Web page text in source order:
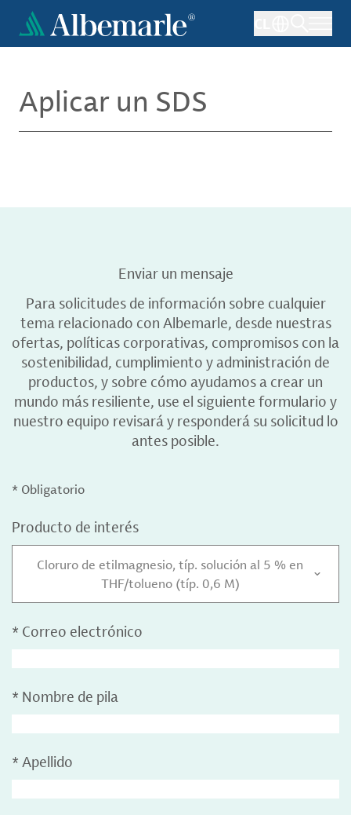
Pasar
contenido
Aplicar un SDS
Enviar un mensaje
Para solicitudes de información sobre cualquier
tema relacionado con Albemarle, desde nuestras
ofertas, políticas corporativas, compromisos con la
sostenibilidad, cumplimiento y administración de
productos, y sobre cómo ayudamos a crear un
mundo más resiliente, use el siguiente formulario y
nuestro equipo revisará y responderá su solicitud lo
antes posible.
* Obligatorio
Producto de interés
Cloruro de etilmagnesio, típ. solución al 5 % en
THF/tolueno (típ. 0,6 M)
* Correo electrónico
* Nombre de pila
* Apellido